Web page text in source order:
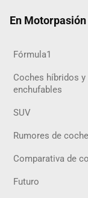
En
Fórmula1
Coches híbridos y
enchufables
SUV
Rumores de
Comparativa de
Futuro